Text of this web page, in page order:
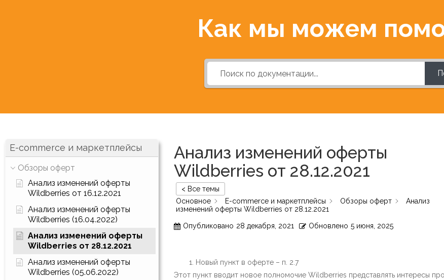
Как мы можем
E-commerce и маркетплейсы
Обзоры оферт
Анализ изменений оферты
Wildberries от 16.12.2021
Анализ изменений оферты
Wildberries (16.04.2022)
Анализ изменений оферты
Wildberries от 28.12.2021
Анализ изменений оферты
Wildberries (05.06.2022)
Анализ изменений оферты
Wildberries от 28.12.2021
< Все темы
Основное
E-commerce и маркетплейсы Обзоры оферт
Анализ
изменений оферты Wildberries от 28.12.2021
Опубликовано 28 декабря, 2021 Обновлено 5 июня, 2025
Новый пункт в оферте – п. 2.7
Этот пункт вводит новое полномочие Wildberries представлять интересы